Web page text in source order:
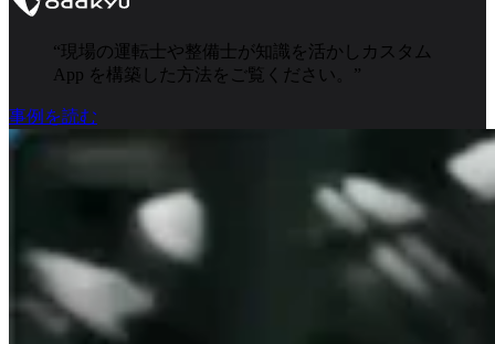
“ 現場の運転士や整備士が知識を活かしカスタム
App を構築した方法をご覧ください。 ”
事例を読む